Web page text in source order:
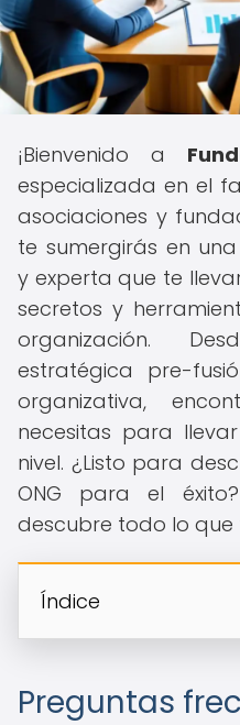
¡Bienvenido a
especializada en el
asociaciones y
te sumergirás en
y experta que te
secretos y
organización.
estratégica pre-
organizativa,
necesitas para
nivel. ¿Listo para
ONG para el
descubre todo lo
Índice
Preguntas